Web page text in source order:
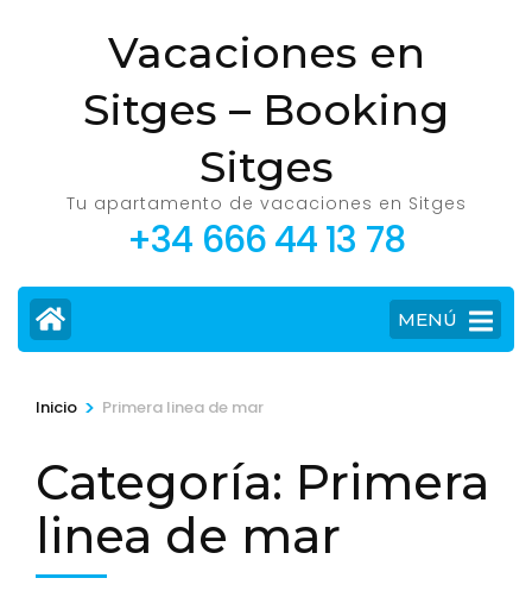
(presiona
Vacaciones en
Sitges – Booking
Sitges
Tu apartamento de vacaciones en Sitges
+34 666 44 13 78
MENÚ
Inicio > Primera linea de mar
Categoría: Primera
linea de mar